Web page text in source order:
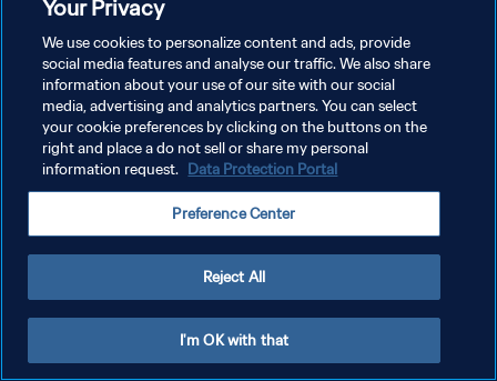
Your Privacy
We use cookies to personalize content and ads, provide
social media features and analyse our traffic. We also share
information about your use of our site with our social
media, advertising and analytics partners. You can select
your cookie preferences by clicking on the buttons on the
right and place a do not sell or share my personal
information request. Data Protection Portal
Preference Center
Reject All
I'm OK with that